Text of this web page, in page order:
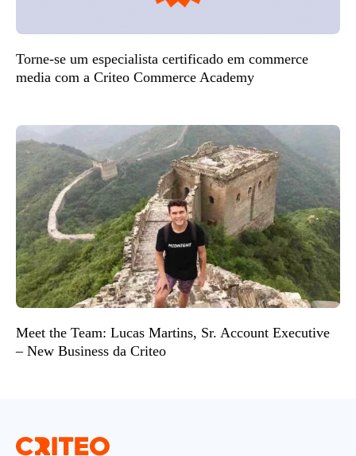
Torne-se um especialista certificado em commerce
media com a Criteo Commerce Academy
Meet the Team: Lucas Martins, Sr. Account Executive
– New Business da Criteo